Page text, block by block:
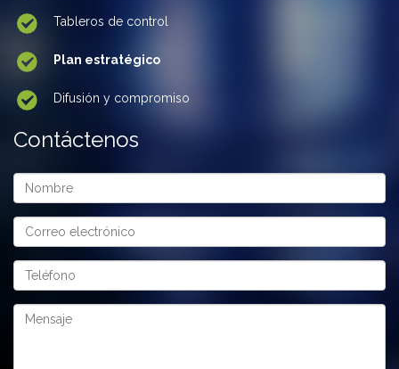
Tableros de control
Plan estratégico
Difusión y compromiso
Contáctenos